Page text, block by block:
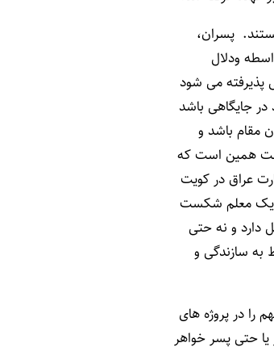
پسران،
ودلال
پذیرفته می شود
جایگاهی باشد
مقام باشد و
همین است که
عراق در کویت
یک معلم شکست
دارد و نه حتی
به سازندگی و
را در پروژه های
حتی پسر خواهر